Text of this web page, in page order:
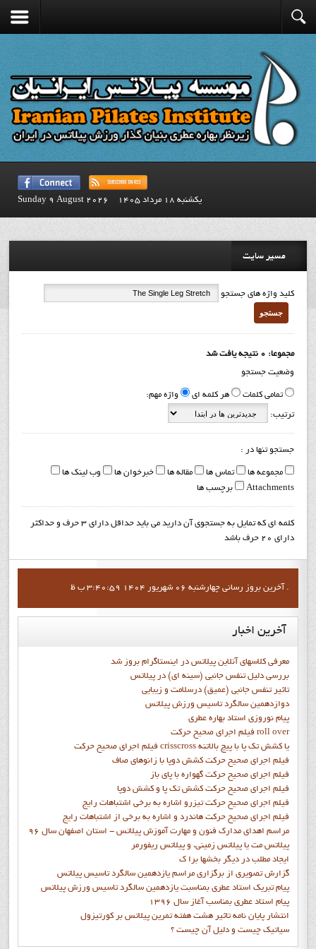
يكشنبه 18 مرداد 1405 Sunday 9 August 2026
مسیر سایت
کلید واژه های جستجو
جستجو
مجموعا: 0 نتیجه یافت شد
وضعیت جستجو
تمامی کلمات هر کلمه ای واژه مهم:
ترتیب:
جستجو تنها در :
مجموعه ها تماس ها مقاله ها خبرخوان ها
وب لینک ها
Attachments
برچسب ها
کلمه ای که تمایل به جستجوی آن دارید می باید حداقل دارای 3 حرف و حداکثر
دارای 20 حرف باشد
آخرين بروز رساني چهارشنبه 06 شهریور 1404 3:40:59 ب ظ .
آخرین اخبار
معرفی کلاسهای آنلاین پیلاتس در اینستاگرام بروز شد
بررسی دلیل تنفس جانبی (سینه ای) در پیلاتس
تاثیر تنفس جانبی (عمیق) درسلامت و زیبایی
دوازدهمين سالگرد تاسيس ورزش پيلاتس
پيام نوروزي استاد بهاره عطري
فيلم اجراي صحيح حرکت roll over
فيلم اجراي صحيح حركت crisscross يا كشش تك پا با پيچ بالاتنه
فيلم اجراي صحيح حرکت كشش دوپا با زانوهاي صاف
فيلم اجراي صحيح حرکت گهواره با پاي باز
فيلم اجراي صحيح حرکت کشش تک پا و کشش دوپا
فيلم اجراي صحيح حرکت تيزرو اشاره به برخي اشتباهات رايج
فيلم اجراي صحيح حرکت هاندرد و اشاره به برخي از اشتباهات رايج
مراسم اهدای مدارک فنون و مهارت آموزش پیلاتس - استان اصفهان سال 96
پیلاتس مت یا پیلاتس زمینی، و پیلاتس ریفورمر
ايجاد مطلب در ديگر بخشها برا ک
گزارش تصويري از برگزاري مراسم يازدهمين سالگرد تاسيس پيلاتس
پيام تبريک استاد عطري بمناسبت يازدهمين سالگرد تاسيس ورزش پيلاتس
پيام استاد عطري بمناسب آغاز سال 1396
انتشار پايان نامه تاثیر هشت هفته تمرین پیلاتس بر کورتیزول
سیاتیک چیست و دلیل آن چیست ؟